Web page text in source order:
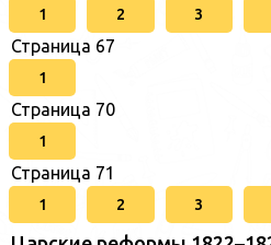
1 2 3
Страница 67
1
Страница 70
1
Страница 71
1 2 3